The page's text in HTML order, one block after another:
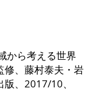
から考える世界
修、藤村泰夫・岩
、2017/10、